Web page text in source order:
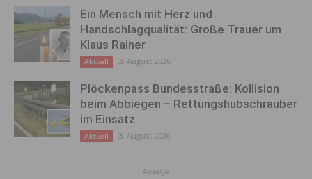
Ein Mensch mit Herz und
Handschlagqualität: Große Trauer um
Klaus Rainer
Aktuell 3. August 2026
Plöckenpass Bundesstraße: Kollision
beim Abbiegen – Rettungshubschrauber
im Einsatz
Aktuell 3. August 2026
Anzeige